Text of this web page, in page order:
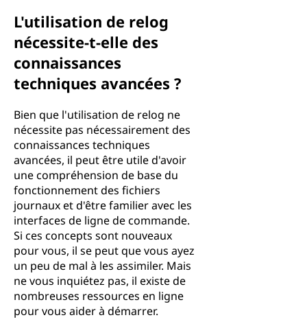
L'utilisation de relog
nécessite-t-elle des
connaissances
techniques avancées ?
Bien que l'utilisation de relog ne
nécessite pas nécessairement des
connaissances techniques
avancées, il peut être utile d'avoir
une compréhension de base du
fonctionnement des fichiers
journaux et d'être familier avec les
interfaces de ligne de commande.
Si ces concepts sont nouveaux
pour vous, il se peut que vous ayez
un peu de mal à les assimiler. Mais
ne vous inquiétez pas, il existe de
nombreuses ressources en ligne
pour vous aider à démarrer.